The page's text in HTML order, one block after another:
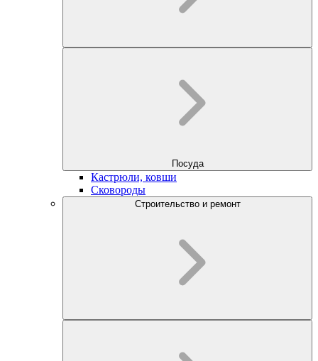
Посуда
Кастрюли, ковши
Сковороды
Строительство и ремонт